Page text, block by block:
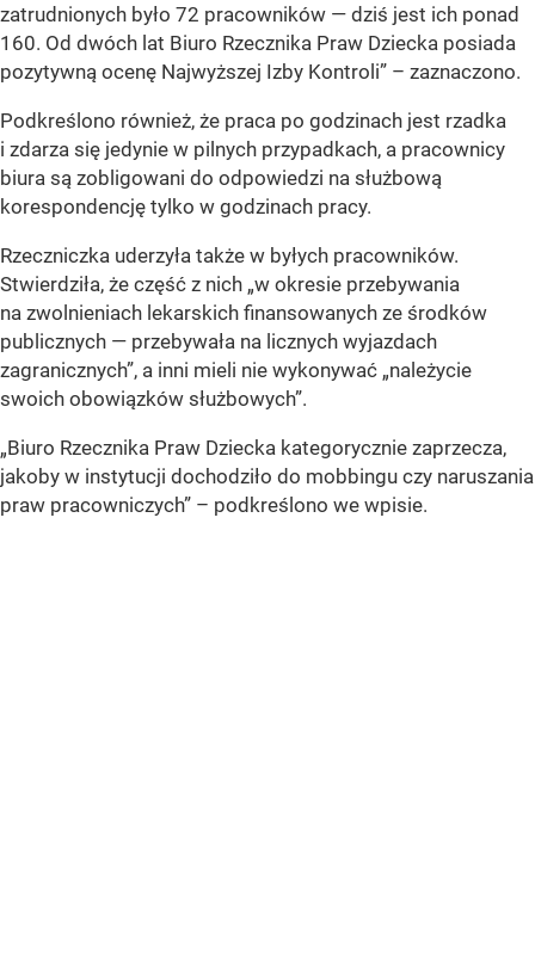
zatrudnionych było 72 pracowników — dziś jest ich ponad
160. Od dwóch lat Biuro Rzecznika Praw Dziecka posiada
pozytywną ocenę Najwyższej Izby Kontroli” – zaznaczono.
Podkreślono również, że praca po godzinach jest rzadka
i zdarza się jedynie w pilnych przypadkach, a pracownicy
biura są zobligowani do odpowiedzi na służbową
korespondencję tylko w godzinach pracy.
Rzeczniczka uderzyła także w byłych pracowników.
Stwierdziła, że część z nich „w okresie przebywania
na zwolnieniach lekarskich finansowanych ze środków
publicznych — przebywała na licznych wyjazdach
zagranicznych”, a inni mieli nie wykonywać „należycie
swoich obowiązków służbowych”.
„Biuro Rzecznika Praw Dziecka kategorycznie zaprzecza,
jakoby w instytucji dochodziło do mobbingu czy naruszania
praw pracowniczych” – podkreślono we wpisie.